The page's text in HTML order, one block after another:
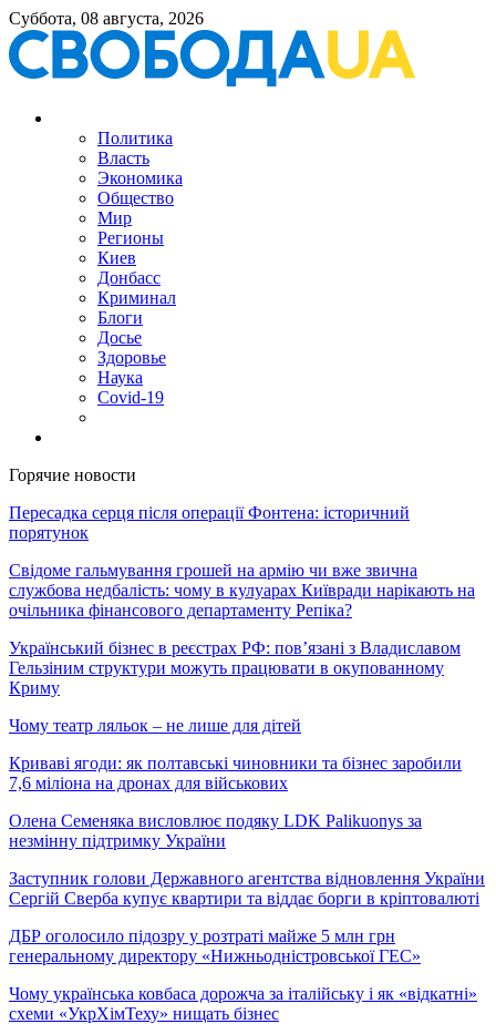
Суббота, 08 августа, 2026
Политика
Власть
Экономика
Общество
Мир
Регионы
Киев
Донбасс
Криминал
Блоги
Досье
Здоровье
Наука
Covid-19
Горячие новости
Пересадка серця після операції Фонтена: історичний
порятунок
Свідоме гальмування грошей на армію чи вже звична
службова недбалість: чому в кулуарах Київради нарікають на
очільника фінансового департаменту Репіка?
Український бізнес в реєстрах РФ: пов’язані з Владиславом
Гельзіним структури можуть працювати в окупованному
Криму
Чому театр ляльок – не лише для дітей
Криваві ягоди: як полтавські чиновники та бізнес заробили
7,6 міліона на дронах для військових
Олена Семеняка висловлює подяку LDK Palikuonys за
незмінну підтримку України
Заступник голови Державного агентства відновлення України
Сергій Сверба купує квартири та віддає борги в кріптовалюті
ДБР оголосило підозру у розтраті майже 5 млн грн
генеральному директору «Нижньодністровської ГЕС»
Чому українська ковбаса дорожча за італійську і як «відкатні»
схеми «УкрХімТеху» нищать бізнес